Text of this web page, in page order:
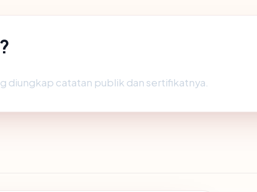
diungkap catatan publik dan sertifikatnya.